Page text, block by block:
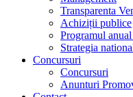
Transparenta
Achiziții publice
Programul
Strategia
Concursuri
Concursuri
Anunturi